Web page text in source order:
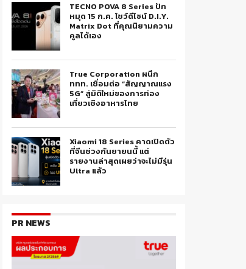
TECNO POVA 8 Series ปัก
หมุด 15 ก.ค. โชว์ดีไซน์ D.I.Y.
Matrix Dot ที่คุณนิยามความ
คูลได้เอง
True Corporation ผนึก
ททท. เชื่อมต่อ “สัญญาณแรง
5G” สู่มิติใหม่ของการท่อง
เที่ยวเชิงอาหารไทย
Xiaomi 18 Series คาดเปิดตัว
ที่จีนช่วงกันยายนนี้ แต่
รายงานล่าสุดเผยว่าจะไม่มีรุ่น
Ultra แล้ว
PR NEWS